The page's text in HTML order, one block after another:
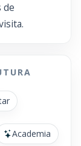
de
Academia